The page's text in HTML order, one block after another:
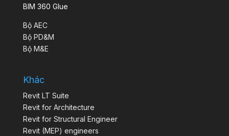
BIM 360 Glue
Bộ AEC
Bộ PD&M
Bộ M&E
Khác
Revit LT Suite
Revit for Architecture
Revit for Structural Engineer
Revit (MEP) engineers